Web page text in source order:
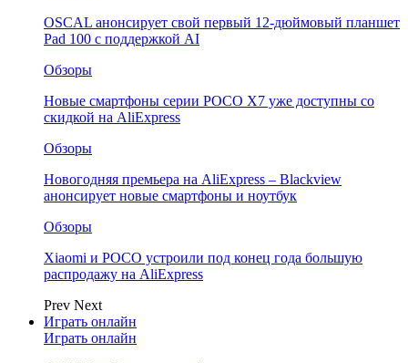
OSCAL анонсирует свой первый 12-дюймовый планшет
Pad 100 с поддержкой AI
Обзоры
Новые смартфоны серии POCO X7 уже доступны со
скидкой на AliExpress
Обзоры
Новогодняя премьера на AliExpress – Blackview
анонсирует новые смартфоны и ноутбук
Обзоры
Xiaomi и POCO устроили под конец года большую
распродажу на AliExpress
Prev Next
Играть онлайн
Играть онлайн